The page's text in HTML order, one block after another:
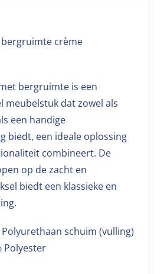
crème
bergruimte is een
meubelstuk dat zowel als
een handige
biedt, een ideale oplossing
combineert. De
op de zacht en
biedt een klassieke en
Polyurethaan schuim (vulling)
Polyester